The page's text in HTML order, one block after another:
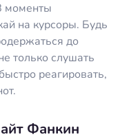
моменты
на курсоры. Будь
до
только слушать
реагировать,
Фанкин